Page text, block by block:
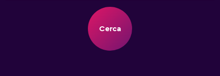
Cerca